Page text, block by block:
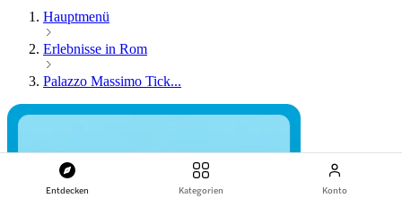
Entdecken Kategorien Konto
Hauptmenü
Erlebnisse in Rom
Palazzo Massimo Tick...